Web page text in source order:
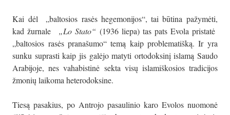
Kai dėl „baltosios rasės hegemonijos“, tai būtina pažymėti,
kad žurnale „Lo Stato“ (1936 liepa) tas pats Evola pristatė
„baltosios rasės pranašumo“ temą kaip problematišką. Ir yra
sunku suprasti kaip jis galėjo matyti ortodoksinį islamą Saudo
Arabijoje, nes vahabistinė sekta visų islamiškosios tradicijos
žmonių laikoma heterodoksine.
Tiesą pasakius, po Antrojo pasaulinio karo Evolos nuomonė